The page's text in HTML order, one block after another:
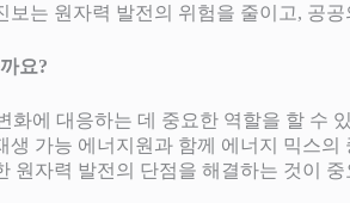
는 원자력 발전의 위험을 줄이고, 공
요?
에 대응하는 데 중요한 역할을 할
가능 에너지원과 함께 에너지 믹스
원자력 발전의 단점을 해결하는 것이 중